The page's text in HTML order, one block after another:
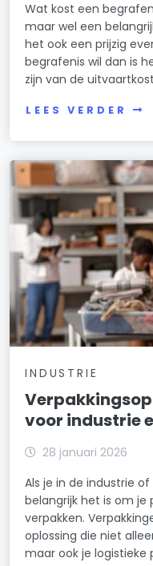
Wat kost een
maar wel een
het ook een prijzig
begrafenis wil dan is
zijn van de
LEES VERDER
INDUSTRIE
voor industrie
28 januari 2026
Als je in de industrie
belangrijk het is om
verpakken.
oplossing die niet
maar ook je logistieke